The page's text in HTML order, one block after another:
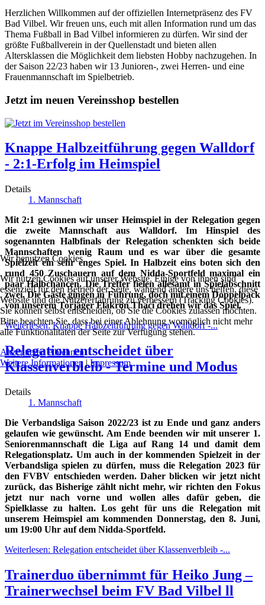
Herzlichen Willkommen auf der offiziellen Internetpräsenz des FV
Bad Vilbel. Wir freuen uns, euch mit allen Information rund um das
Thema Fußball in Bad Vilbel informieren zu dürfen. Wir sind der
größte Fußballverein in der Quellenstadt und bieten allen
Altersklassen die Möglichkeit dem liebsten Hobby nachzugehen. In
der Saison 22/23 haben wir 13 Junioren-, zwei Herren- und eine
Frauenmannschaft im Spielbetrieb.
Jetzt im neuen Vereinsshop bestellen
Knappe Halbzeitführung gegen Walldorf
- 2:1-Erfolg im Heimspiel
Details
1. Mannschaft
Mit 2:1 gewinnen wir unser Heimspiel in der Relegation gegen
die zweite Mannschaft aus Walldorf. Im Hinspiel des
sogenannten Halbfinals der Relegation schenkten sich beide
Mannschaften wenig Raum und es war über die gesamte
Spielzeit ein sehr enges Spiel. In Halbzeit eins boten sich den
rund 450 Zuschauern auf dem Nidda-Sportfeld maximal ein
paar Halbchancen. Die Treffer fielen allesamt in Spielabschnitt
zwei. Die Gäste gingen in Führung, doch mit einem Doppelpack
von unserem Torjäger Flakron Thaci drehen wir das Spiel.
Weiterlesen: Knappe Halbzeitführung gegen Walldorf -...
Relegation entscheidet über
Klassenverbleib - Termine und Modus
Details
1. Mannschaft
Die Verbandsliga Saison 2022/23 ist zu Ende und ganz anders
gelaufen wie gewünscht. Am Ende beenden wir mit unserer 1.
Seniorenmannschaft die Liga auf Rang 14 und damit dem
Relegationsplatz. Um auch in der kommenden Spielzeit in der
Verbandsliga spielen zu dürfen, muss die Relegation 2023 für
den FVBV entschieden werden. Daher blicken wir jetzt nicht
zurück, das Bisherige zählt nicht mehr, wir richten den Fokus
jetzt nur nach vorne und wollen alles dafür geben, die
Spielklasse zu halten. Los geht für uns die Relegation mit
unserem Heimspiel am kommenden Donnerstag, den 8. Juni,
um 19:00 Uhr auf dem Nidda-Sportfeld.
Weiterlesen: Relegation entscheidet über Klassenverbleib -...
Trainerduo übernimmt für Heiko Jung –
Trainerwechsel beim FV Bad Vilbel ll
Wir benutzen Cookies
Wir nutzen Cookies auf unserer Website. Einige von ihnen sind
essenziell für den Betrieb der Seite, während andere uns helfen, diese
Website und die Nutzererfahrung zu verbessern (Tracking Cookies).
Sie können selbst entscheiden, ob Sie die Cookies zulassen möchten.
Bitte beachten Sie, dass bei einer Ablehnung womöglich nicht mehr
alle Funktionalitäten der Seite zur Verfügung stehen.
AkzeptierenAblehnen
Weitere Informationen |Impressum